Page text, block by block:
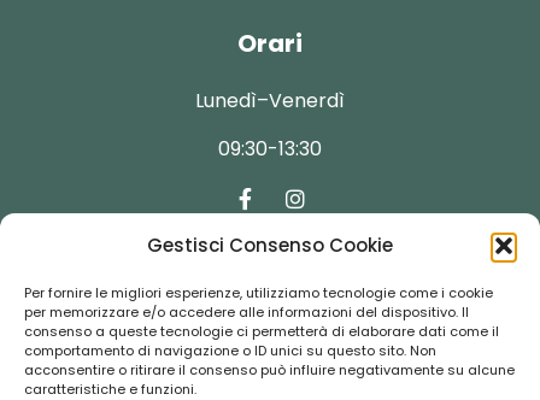
Gestisci Consenso Cookie
Per fornire le migliori esperienze, utilizziamo tecnologie come i cookie
per memorizzare e/o accedere alle informazioni del dispositivo. Il
consenso a queste tecnologie ci permetterà di elaborare dati come il
comportamento di navigazione o ID unici su questo sito. Non
acconsentire o ritirare il consenso può influire negativamente su alcune
caratteristiche e funzioni.
Orari
Lunedì–Venerdì
09:30-13:30
Contatti
booking@florentour.it